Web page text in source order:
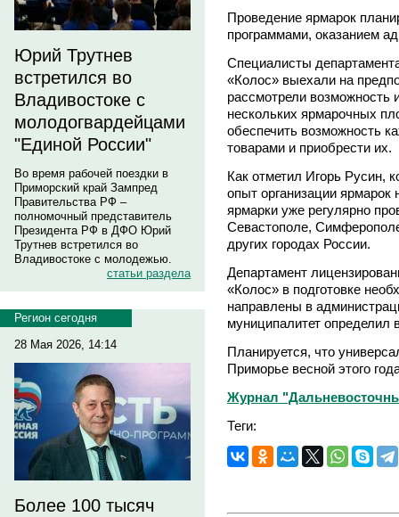
Юрий Трутнев
встретился во
Владивостоке с
молодогвардейцами
"Единой России"
Во время рабочей поездки в
Приморский край Зампред
Правительства РФ –
полномочный представитель
Президента РФ в ДФО Юрий
Трутнев встретился во
Владивостоке с молодежью.
статьи раздела
Регион сегодня
28 Мая 2026, 14:14
Более 100 тысяч
Проведение ярмарок
программами, оказанием
Специалисты
«Колос» выехали на
рассмотрели возможность
нескольких ярмарочных
обеспечить возможность
товарами и приобрести их.
Как отметил Игорь Русин,
опыт организации
ярмарки уже регулярно
Севастополе,
других городах России.
Департамент
«Колос» в подготовке
направлены в
муниципалитет
Планируется, что
Приморье весной этого
Журнал
Теги: